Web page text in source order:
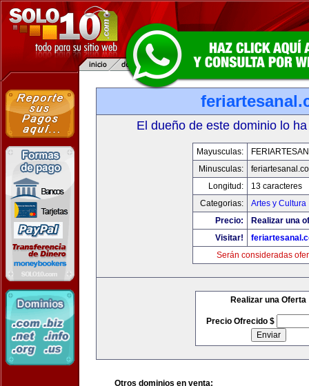
El dueño de este dominio lo
Mayusculas:
Minusculas:
Longitud:
13 caracteres
Categorias:
Artes y Cultura
Precio:
Realizar una
Visitar!
Serán consideradas
Realizar una Oferta
Precio Ofrecido $
Otros dominios en venta: